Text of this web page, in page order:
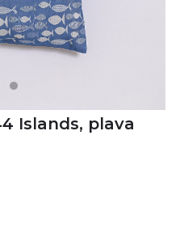
Islands, plava